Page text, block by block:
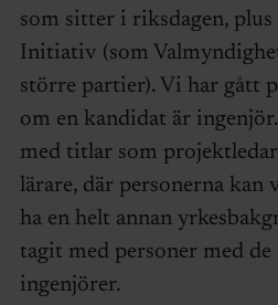
som sitter i riksdagen,
Initiativ (som
större partier). Vi har gått
om en kandidat är
med titlar som
lärare, där personerna kan
ha en helt annan
tagit med personer med
ingenjörer.